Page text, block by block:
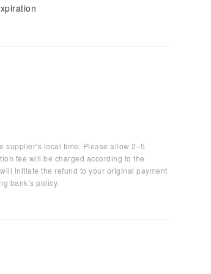
supplier’s local time. Please allow 2–5
fee will be charged according to the
initiate the refund to your original payment
bank’s policy.